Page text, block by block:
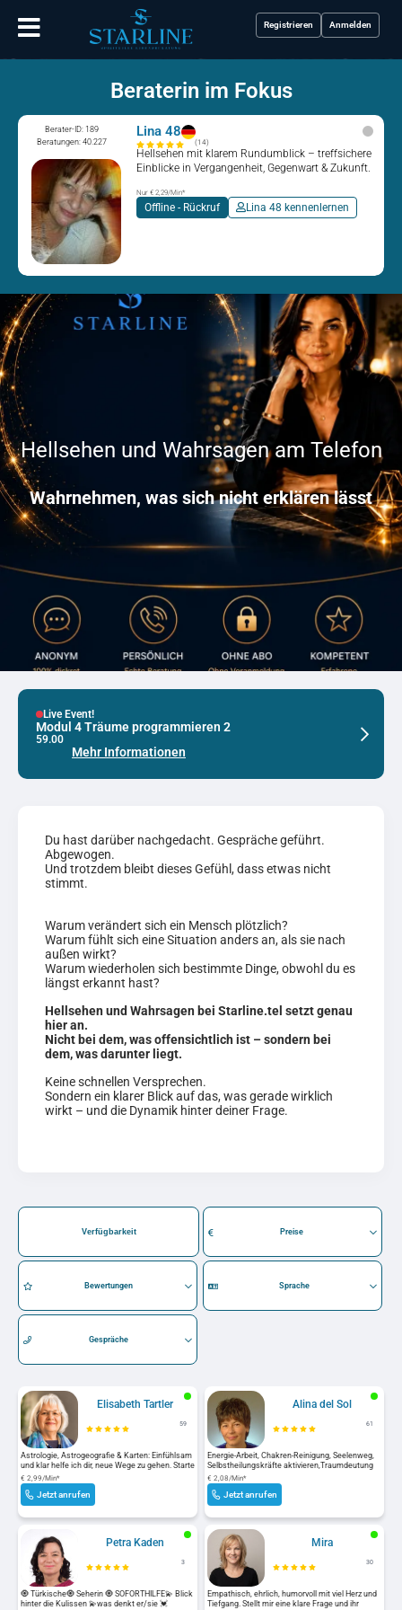
Beraterin im Fokus
Berater-ID: 189
Beratungen: 40.227
Lina 48
(14)
Hellsehen mit klarem Rundumblick – treffsichere
Einblicke in Vergangenheit, Gegenwart & Zukunft.
Nur € 2,29/Min*
Offline - Rückruf Lina 48 kennenlernen
Hellsehen und Wahrsagen am Telefon
Wahrnehmen, was sich nicht erklären lässt
Registrieren Anmelden
Live Event!
Modul 4 Träume programmieren 2
59.00
Mehr Informationen
Modul
59.00
Du hast darüber nachgedacht. Gespräche geführt.
Abgewogen.
Und trotzdem bleibt dieses Gefühl, dass etwas nicht
stimmt.
Warum verändert sich ein Mensch plötzlich?
Warum fühlt sich eine Situation anders an, als sie nach
außen wirkt?
Warum wiederholen sich bestimmte Dinge, obwohl du es
längst erkannt hast?
Hellsehen und Wahrsagen bei Starline.tel setzt genau
hier an.
Nicht bei dem, was offensichtlich ist – sondern bei
dem, was darunter liegt.
Keine schnellen Versprechen.
Sondern ein klarer Blick auf das, was gerade wirklich
wirkt – und die Dynamik hinter deiner Frage.
Verfügbarkeit Preise
Bewertungen Sprache
Gespräche
Elisabeth Tartler
59
Astrologie, Astrogeografie & Karten: Einfühlsam
und klar helfe ich dir, neue Wege zu gehen. Starte
jetzt deine Reise!
Jetzt anrufen
€ 2,99/Min*
Alina del Sol
61
Energie-Arbeit, Chakren-Reinigung, Seelenweg,
Selbstheilungskräfte aktivieren,Traumdeutung
,Engelmedium , energetisches Kartenlegen für
Liebe,Beruf und Fülle.
Jetzt anrufen
€ 2,08/Min*
Petra Kaden
3
🧿 Türkische🧿 Seherin 🧿 SOFORTHILFE💫 Blick
hinter die Kulissen 💫was denkt er/sie 💓
Mira
30
Empathisch, ehrlich, humorvoll mit viel Herz und
Tiefgang. Stellt mir eine klare Frage und ihr